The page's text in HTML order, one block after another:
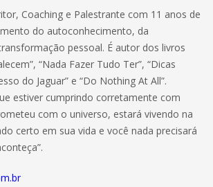
Coaching e Palestrante com 11 anos de
do autoconhecimento, da
pessoal. É autor dos livros
“Nada Fazer Tudo Ter”, “Dicas
do Jaguar” e “Do Nothing At All”.
estiver cumprindo corretamente com
com o universo, estará vivendo na
certo em sua vida e você nada precisará